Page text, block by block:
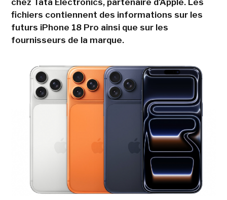
chez Tata Electronics, partenaire d'Apple. Les
fichiers contiennent des informations sur les
futurs iPhone 18 Pro ainsi que sur les
fournisseurs de la marque.